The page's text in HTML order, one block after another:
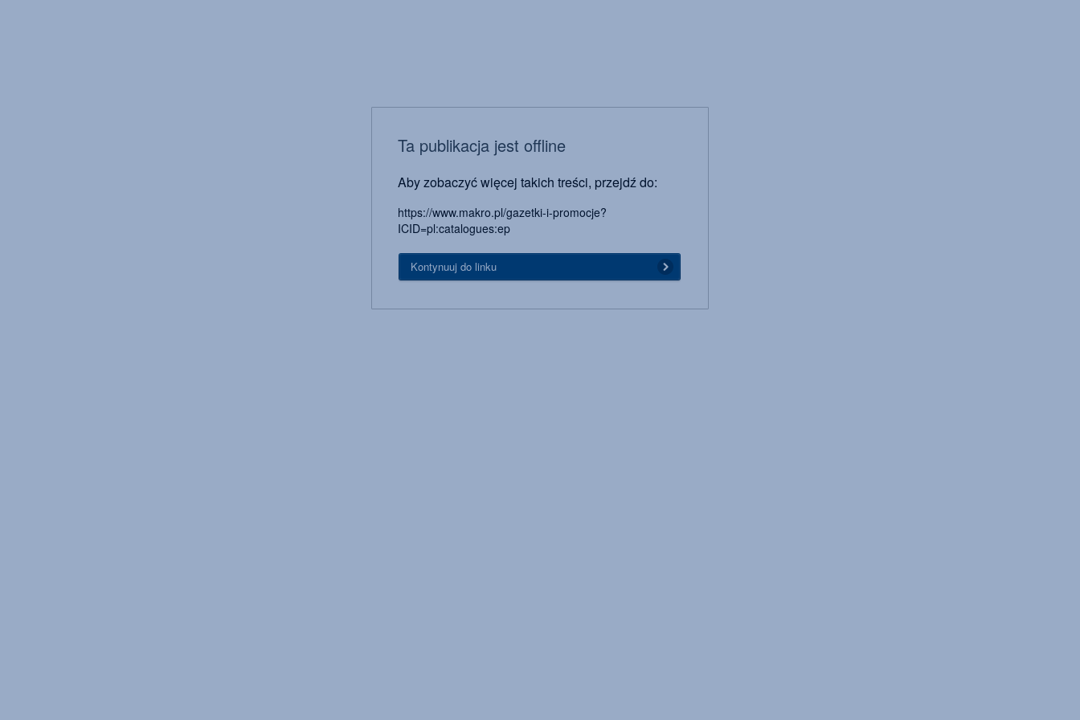
Ta publikacja jest offline
Aby zobaczyć więcej takich treści, przejdź do:
https://www.makro.pl/gazetki-i-promocje?
ICID=pl:catalogues:ep
Kontynuuj do linku